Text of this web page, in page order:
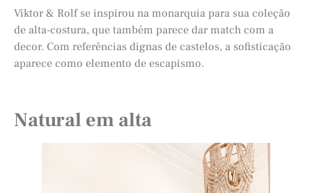
Viktor & Rolf se inspirou na monarquia para sua coleção
de alta-costura, que também parece dar match com a
decor. Com referências dignas de castelos, a sofisticação
aparece como elemento de escapismo.
Natural em alta